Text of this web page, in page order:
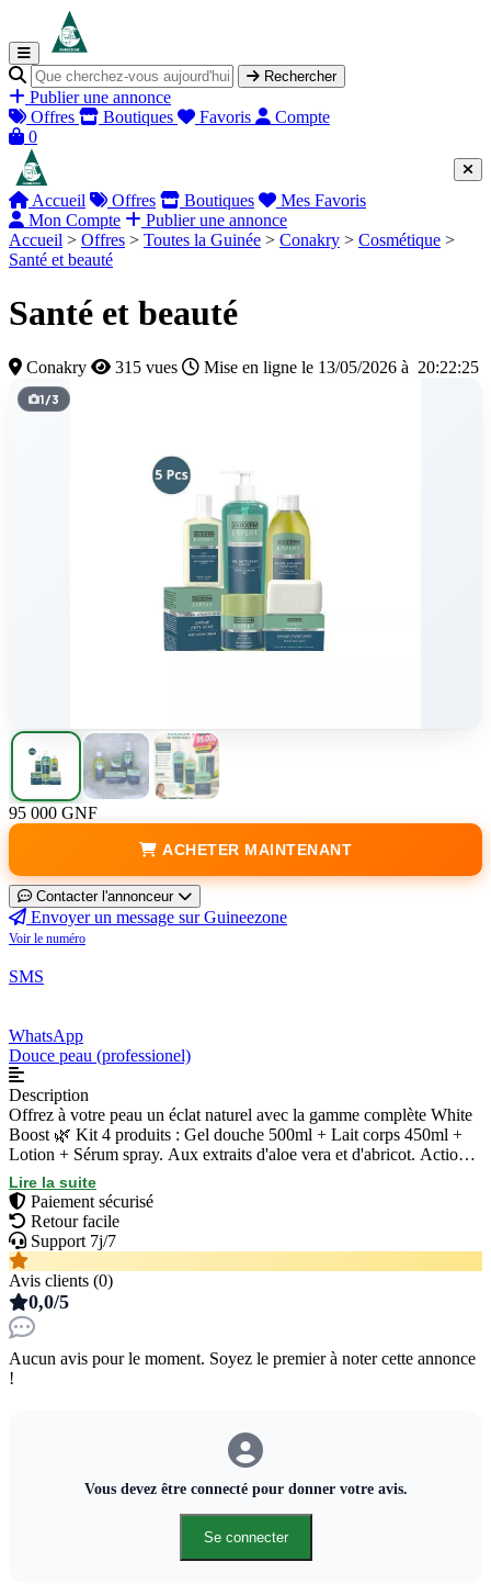
Rechercher
Publier une annonce
Offres
Boutiques Favoris
Compte
0
Accueil Offres Boutiques
Mes Favoris
Mon Compte
Publier une annonce
Accueil > Offres > Toutes la Guinée > Conakry > Cosmétique >
Santé et beauté
Santé et beauté
Conakry 315 vues Mise en ligne le 13/05/2026 à 20:22:25
1/3
95 000 GNF
ACHETER MAINTENANT
Contacter l'annonceur
Envoyer un message sur Guineezone
Voir le numéro
SMS
WhatsApp
Douce peau (professionel)
Description
Offrez à votre peau un éclat naturel avec la gamme complète White
Boost 🌿 Kit 4 produits : Gel douche 500ml + Lait corps 450ml +
Lotion + Sérum spray. Aux extraits d'aloe vera et d'abricot. Action
rapide et visible ! 💫 Prix :95000 GNF — Livraison Conakry
disponible 📦* WhatsApp :+224660665079
Lire la suite
Paiement sécurisé
Retour facile
Support 7j/7
Avis clients (0)
0,0/5
Aucun avis pour le moment. Soyez le premier à noter cette annonce
!
Vous devez être connecté pour donner votre avis.
Se connecter